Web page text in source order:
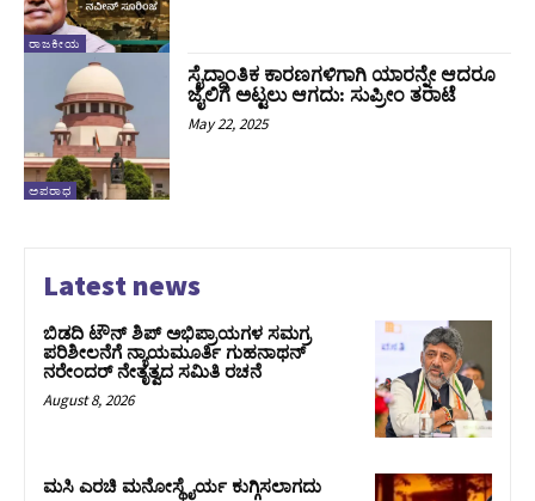
ರಾಜಕೀಯ
ಅಪರಾಧ
ಸೈದ್ಧಾಂತಿಕ ಕಾರಣಗಳಿಗಾಗಿ ಯಾರನ್ನೇ ಆದರೂ
ಜೈಲಿಗೆ ಅಟ್ಟಲು ಆಗದು: ಸು‍ಪ್ರೀಂ ತರಾಟೆ
May 22, 2025
Latest news
ಬಿಡದಿ ಟೌನ್ ಶಿಪ್ ಅಭಿಪ್ರಾಯಗಳ ಸಮಗ್ರ
ಪರಿಶೀಲನೆಗೆ ನ್ಯಾಯಮೂರ್ತಿ ಗುಹನಾಥನ್
ನರೇಂದರ್ ನೇತೃತ್ವದ ಸಮಿತಿ ರಚನೆ
August 8, 2026
ಮಸಿ ಎರಚಿ ಮನೋಸ್ಥೈರ್ಯ ಕುಗ್ಗಿಸಲಾಗದು